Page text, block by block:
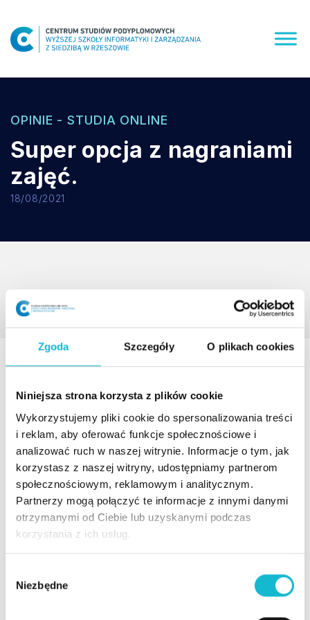
Zgoda Szczegóły O plikach cookies
Niniejsza strona korzysta z plików cookie
Wykorzystujemy pliki cookie do spersonalizowania treści
i reklam, aby oferować funkcje społecznościowe i
analizować ruch w naszej witrynie. Informacje o tym, jak
korzystasz z naszej witryny, udostępniamy partnerom
społecznościowym, reklamowym i analitycznym.
Partnerzy mogą połączyć te informacje z innymi danymi
otrzymanymi od Ciebie lub uzyskanymi podczas
korzystania z ich usług.
Niezbędne
content
OPINIE - STUDIA ONLINE
Super opcja z nagraniami
zajęć.
18/08/2021
AKTUALNOŚCI
20% zniżki dla absolwentów
Absolwenci studiów podyplomowych WSIiZ mogą
skorzystać z 20% zniżki na czesne za kolejny wybrany
kierunek studiów podyplomowych.